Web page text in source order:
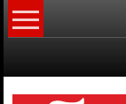
Skip
to